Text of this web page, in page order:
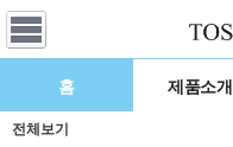
홈 제품소개
전체보기